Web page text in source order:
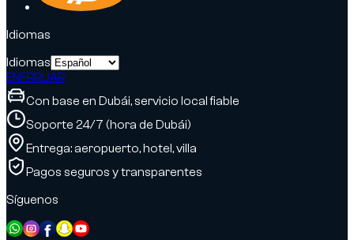
Idiomas
Idiomas
ENFRRUAR
Con base en Dubái, servicio local fiable
Soporte 24/7 (hora de Dubái)
Entrega: aeropuerto, hotel, villa
Pagos seguros y transparentes
Síguenos